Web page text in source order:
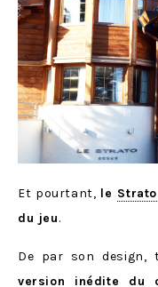
Et pourtant, le Strato
du jeu.
De par son design,
version inédite du